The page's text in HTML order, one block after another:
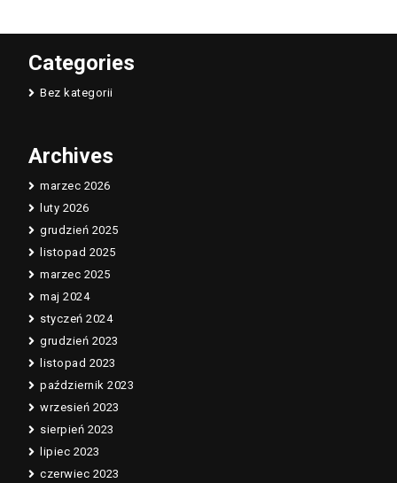
Categories
Bez kategorii
Archives
marzec 2026
luty 2026
grudzień 2025
listopad 2025
marzec 2025
maj 2024
styczeń 2024
grudzień 2023
listopad 2023
październik 2023
wrzesień 2023
sierpień 2023
lipiec 2023
czerwiec 2023